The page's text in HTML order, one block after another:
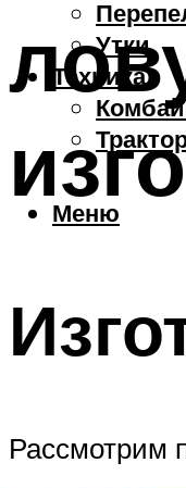
Утки
Техника
Меню
Рассмотрим